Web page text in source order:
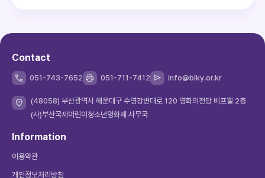
Contact
051-743-7652 051-711-7412 info@biky.or.kr
(48058) 부산광역시 해운대구 수영강변대로 120 영화의전당 비프힐 2층
(사)부산국제어린이청소년영화제 사무국
Information
이용약관
개인정보처리방침